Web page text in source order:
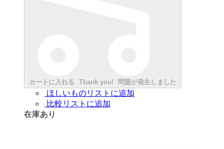
カートに入れる Thank you! 問題が発生しました
ほしいものリストに追加
比較リストに追加
在庫あり